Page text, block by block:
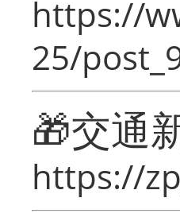
https://
25/
🎁交通
https://